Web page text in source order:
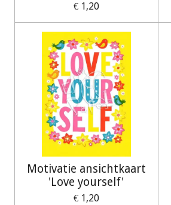
€ 1,20
Motivatie ansichtkaart
'Love yourself'
€ 1,20